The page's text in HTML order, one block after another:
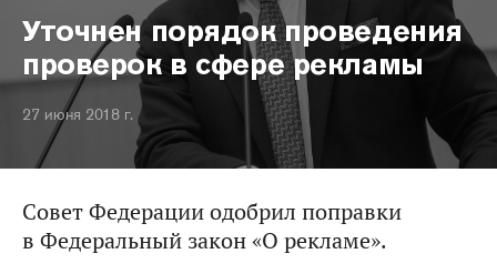
Уточнен порядок проведения
проверок в сфере рекламы
27 июня 2018 г.
Совет Федерации одобрил поправки
в Федеральный закон «О рекламе».